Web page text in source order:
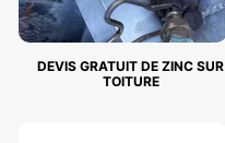
DEVIS GRATUIT DE ZINC SUR
TOITURE